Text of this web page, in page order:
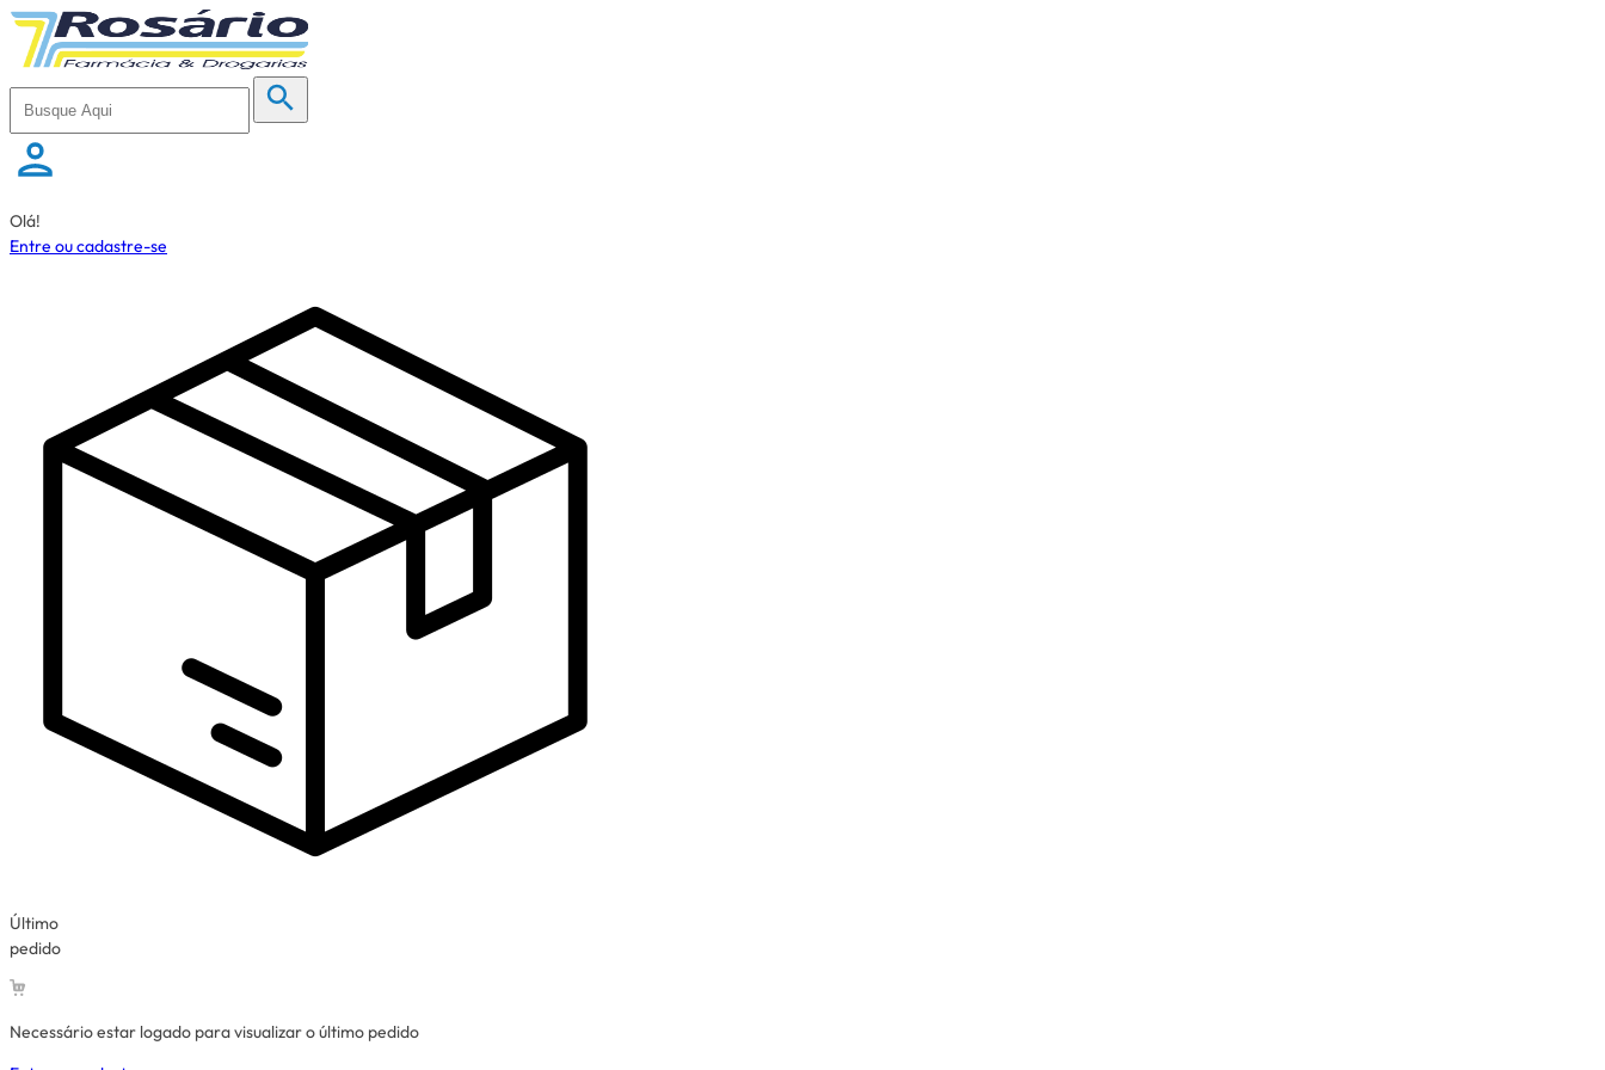
Olá!
Entre ou cadastre-se
Último
pedido
Necessário estar logado para visualizar o último pedido